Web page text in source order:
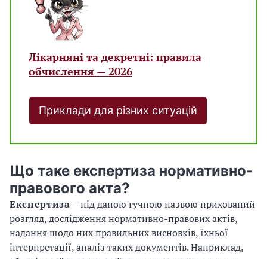
Лікарняні та декретні: правила
обчислення — 2026
Приклади для різних ситуацій
Що таке експертиза нормативно-
правового акта?
Експертиза – під даною гучною назвою прихований
розгляд, дослідження нормативно-правових актів,
надання щодо них правильних висновків, їхньої
інтерпретації, аналіз таких документів. Наприклад,